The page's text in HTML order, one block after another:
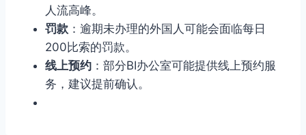
人流高峰。
罚款 ：逾期未办理的外国人可能会面临每日
200比索的罚款。
线上预约 ：部分BI办公室可能提供线上预约服
务，建议提前确认。